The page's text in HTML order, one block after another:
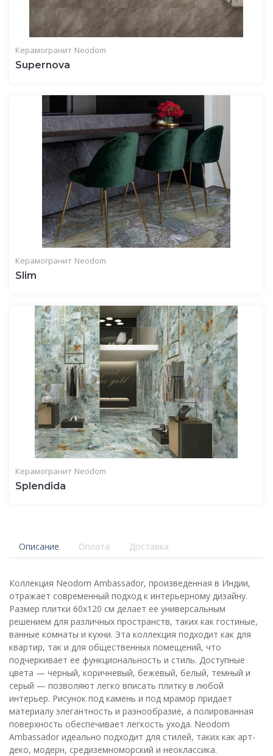
Керамогранит Neodom
Supernova
Керамогранит Neodom
Slim
Керамогранит Neodom
Splendida
Описание Оплата Доставка
Коллекция Neodom Ambassador, произведенная в Индии,
отражает современный подход к интерьерному дизайну.
Размер плитки 60x120 см делает ее универсальным
решением для различных пространств, таких как гостиные,
ванные комнаты и кухни. Эта коллекция подходит как для
квартир, так и для общественных помещений, что
подчеркивает ее функциональность и стиль. Доступные
цвета — черный, коричневый, бежевый, белый, темный и
серый — позволяют легко вписать плитку в любой
интерьер. Рисунок под камень и под мрамор придает
материалу элегантность и разнообразие, а полированная
поверхность обеспечивает легкость ухода. Neodom
Ambassador идеально подходит для стилей, таких как арт-
деко, модерн, средиземноморский и неоклассика.